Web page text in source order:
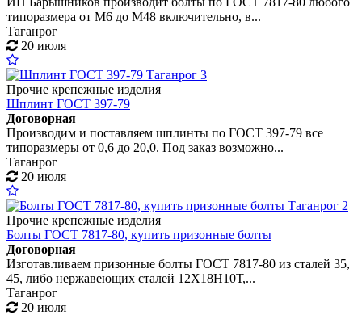
типоразмера от М6 до М48 включительно, в...
Таганрог
20 июля
3
Прочие крепежные изделия
Шплинт ГОСТ 397-79
Договорная
Производим и поставляем шплинты по ГОСТ 397-79 все
типоразмеры от 0,6 до 20,0. Под заказ возможно...
Таганрог
20 июля
2
Прочие крепежные изделия
Болты ГОСТ 7817-80, купить призонные болты
Договорная
Изготавливаем призонные болты ГОСТ 7817-80 из сталей 35,
45, либо нержавеющих сталей 12Х18Н10Т,...
Таганрог
20 июля